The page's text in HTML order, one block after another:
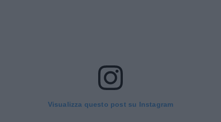
Visualizza questo post su Instagram